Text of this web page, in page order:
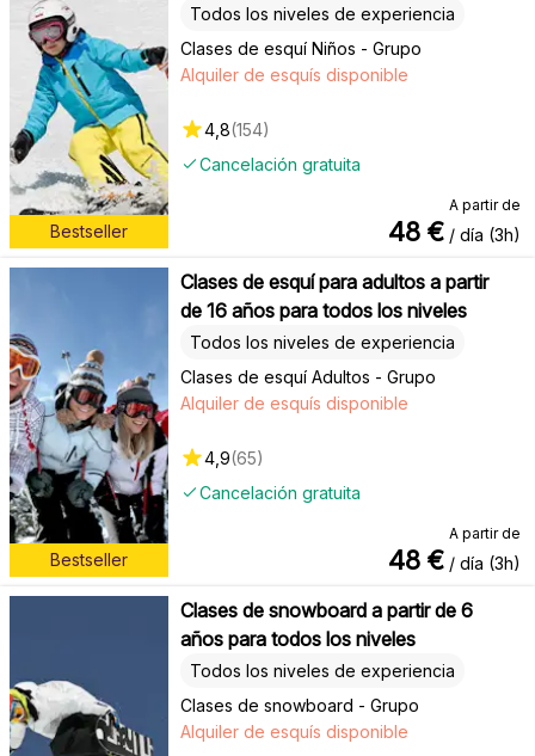
Bestseller
Clases de esquí Niños - Grupo
Todos los niveles de experiencia
Cancelación gratuita
Alquiler de esquís disponible
4,8(154)
A partir de
48 € / día (3h)
Bestseller
Clases de esquí para adultos a partir
de 16 años para todos los niveles
Clases de esquí Adultos - Grupo
Todos los niveles de experiencia
Cancelación gratuita
Alquiler de esquís disponible
4,9(65)
A partir de
48 € / día (3h)
Clases de snowboard a partir de 6
años para todos los niveles
Clases de snowboard - Grupo
Todos los niveles de experiencia
Alquiler de esquís disponible